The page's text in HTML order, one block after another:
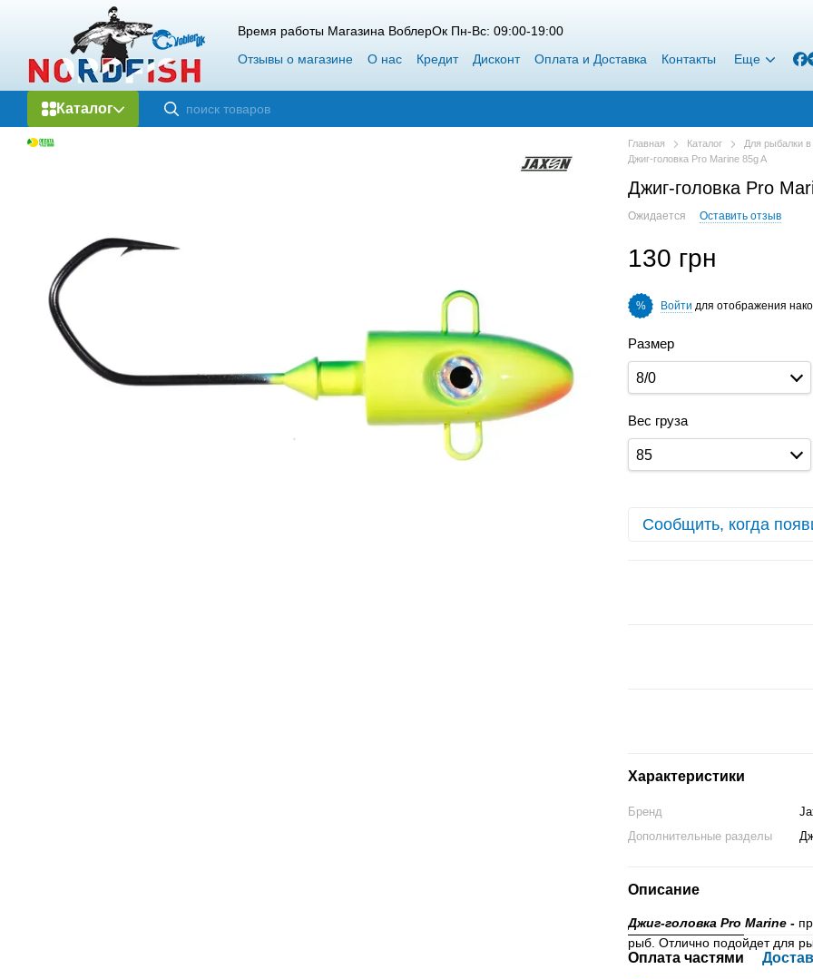
Перейти к основному контенту
Время работы Магазина ВоблерОк Пн-Вс: 09:00-19:00
Отзывы о магазине
О нас Кредит Дисконт Оплата и Доставка Контакты Еще
Каталог
Главная Каталог Для рыбалки
Джиг-головка Pro Marine 85g A
Джиг-головка Pro
Ожидается Оставить отзыв
130 грн
% Войти для отображения
Размер
8/0
Вес груза
85
Сообщить, когда
Характеристики
Бренд
Дополнительные разделы
Описание
Джиг-головка Pro Marine -
рыб. Отлично подойдет для
Оплата частями